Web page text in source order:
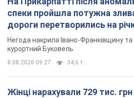
спеки пройшла потужна
дороги перетворились на
Відео
Негода накрила Івано-Франківщину та
курортний Буковель
8.08.2026 09:27 34,6 т.
Жінці нарахували 729 тис.